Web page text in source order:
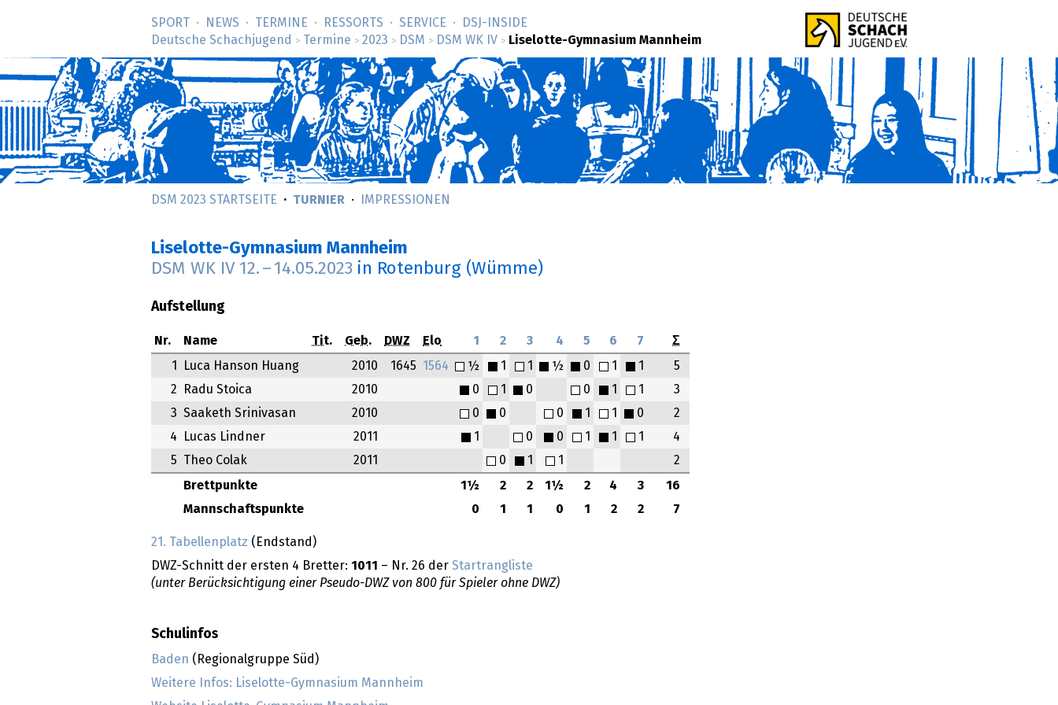
SPORT NEWS TERMINE RESSORTS SERVICE
DSJ-­INSIDE
Deutsche Schachjugend
> Termine > 2023 > DSM > DSM WK IV > Liselotte-Gymnasium Mannheim
DSM 2023 STARTSEITE TURNIER IMPRESSIONEN
Liselotte-Gymnasium Mannheim
DSM WK IV 12. – 14.05.2023 in Rotenburg (Wümme)
Aufstellung
Nr. Name Tit. Geb. DWZ Elo 1 2 3 4 5 6 7 Σ
Brettpunkte 1½ 2 2 1½ 2 4 3
16
Mannschaftspunkte
0 1 1 0 1 2 2 7
1 Luca Hanson Huang 2010 1645 1564 ½ 1 1 ½ 0 1 1
5
2
Radu Stoica 2010 0 1 0 0 1 1
3
3 Saaketh Srinivasan 2010 0 0 0 1 1 0
2
4
Lucas Lindner 2011 1 0 0 1 1 1
4
5
Theo Colak 2011 0 1 1 2
21. Tabellenplatz (Endstand)
DWZ-Schnitt der ersten 4 Bretter: 1011 – Nr. 26 der Startrangliste
(unter Berücksichtigung einer Pseudo-DWZ von 800 für Spieler ohne DWZ)
Schulinfos
Baden (Regionalgruppe Süd)
Weitere Infos: Liselotte-Gymnasium Mannheim